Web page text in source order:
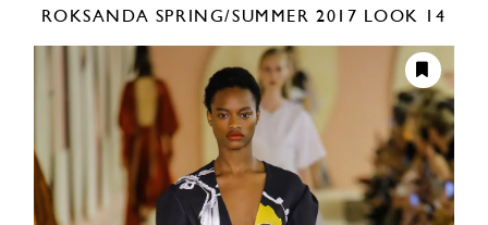
ROKSANDA SPRING/SUMMER 2017 LOOK 14